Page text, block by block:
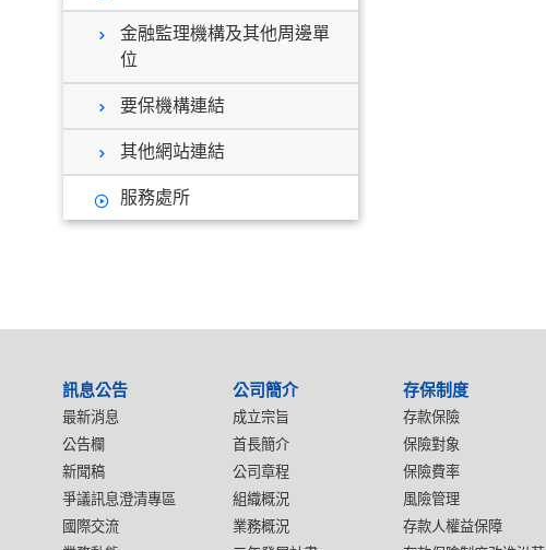
金融監理機構及其他周邊單
位
要保機構連結
其他網站連結
服務處所
訊息公告
最新消息
公告欄
新聞稿
爭議訊息澄清專區
國際交流
公司簡介
成立宗旨
首長簡介
公司章程
組織概況
業務概況
存保制度
存款保險
保險對象
保險費率
風險管理
存款人權益保障